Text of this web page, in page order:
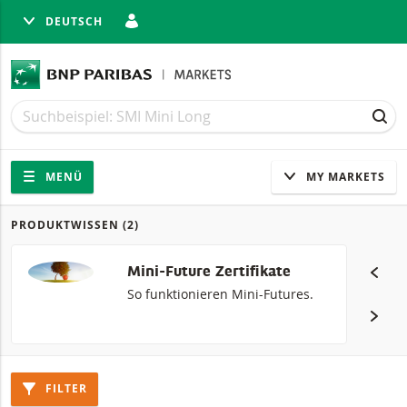
DEUTSCH
Suche
Suche
Navigation
Seitennavigation
MENÜ MY MARKETS
Produkte
PRODUKTWISSEN (2)
Mini-Future Zertifikate
So funktionieren Mini-Futures.
FILTER